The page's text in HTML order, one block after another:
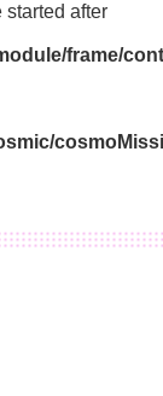
started after
frame/